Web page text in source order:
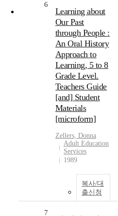
6
Learning about
Our Past
through People :
An Oral History
Approach to
Learning, 5 to 8
Grade Level.
Teachers Guide
[and] Student
Materials
[microform]
Zellers, Donna
Adult Education
Services
1989
복사/대
출신청
7